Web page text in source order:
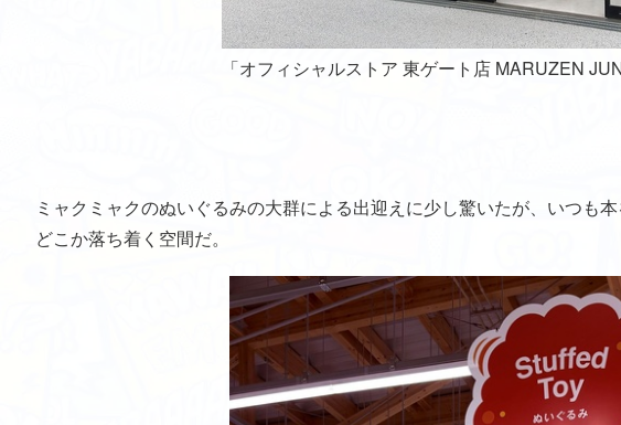
「オフィシャルストア 東ゲート店 MARUZEN
ミャクミャクのぬいぐるみの大群による出迎えに少し驚いたが、いつも
どこか落ち着く空間だ。